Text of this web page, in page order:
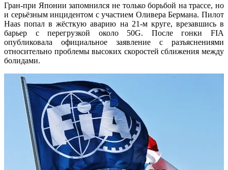
Гран-при Японии запомнился не только борьбой на трассе, но
и серьёзным инцидентом с участием Оливера Бермана. Пилот
Haas попал в жёсткую аварию на 21-м круге, врезавшись в
барьер с перегрузкой около 50G. После гонки FIA
опубликовала официальное заявление с разъяснениями
относительно проблемы высоких скоростей сближения между
болидами.